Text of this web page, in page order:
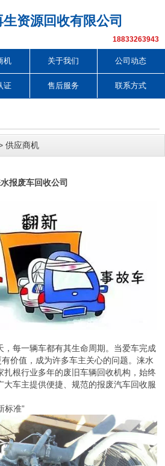
资源回收有限公司
18833263943
机 关于我们 公司动态
证 售后服务 联系方式
供应商机
报废车回收公司
，每一辆车都有其生命周期。当爱车完成
价值，成为许多车主关心的问题。涞水
扎根行业多年的废旧车辆回收机构，始终
大车主提供便捷、规范的报废汽车回收服
标准”